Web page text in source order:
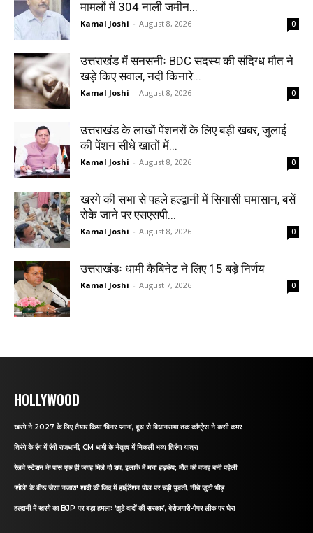
मामलों में 304 नाली जमीन...
Kamal Joshi - August 8, 2026 0
उत्तराखंड में सनसनीः BDC सदस्य की संदिग्ध मौत ने
खड़े किए सवाल, नदी किनारे...
Kamal Joshi - August 8, 2026 0
उत्तराखंड के लाखों पेंशनरों के लिए बड़ी खबर, जुलाई
की पेंशन सीधे खातों में...
Kamal Joshi - August 8, 2026 0
खरगे की सभा से पहले हल्द्वानी में सियासी घमासान, बसें
रोके जाने पर एसएसपी...
Kamal Joshi - August 8, 2026 0
उत्तराखंडः धामी कैबिनेट ने लिए 15 बड़े निर्णय
Kamal Joshi - August 7, 2026 0
HOLLYWOOD
खरगे ने 2027 के लिए तैयार किया ‘विनर प्लान’, बूथ से विधानसभा तक कांग्रेस ने कसी कमर
तिरंगे के रंग में रंगी राजधानी, CM धामी के नेतृत्व में निकली भव्य तिरंगा यात्रा
रेलवे स्टेशन के पास एक ही जगह मिले दो शव, इलाके में मचा हड़कंप; मौत की वजह बनी पहेली
‘शोले’ के वीरू जैसा नजारा! शादी की जिद में हाईटेंशन पोल पर चढ़ी युवती, नीचे जुटी भीड़
हल्द्वानी में खरगे का BJP पर बड़ा हमलाः ‘झूठे वादों की सरकार’, बेरोजगारी-पेपर लीक पर घेरा